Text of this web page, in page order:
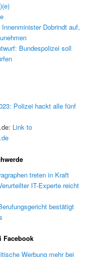
Dobrindt auf,
Bundespolizei soll
Polizei hackt alle fünf
Link to
treten in Kraft
IT-Experte reicht
bestätigt
Facebook
Werbung mehr bei